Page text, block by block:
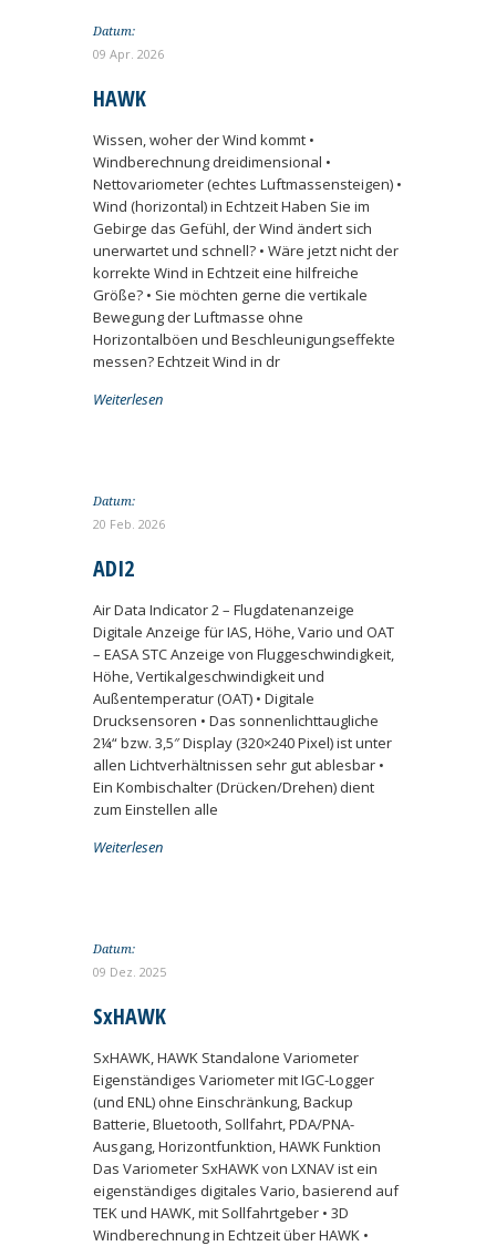
Datum:
09 Apr. 2026
HAWK
Wissen, woher der Wind kommt •
Windberechnung dreidimensional •
Nettovariometer (echtes Luftmassensteigen) •
Wind (horizontal) in Echtzeit Haben Sie im
Gebirge das Gefühl, der Wind ändert sich
unerwartet und schnell? • Wäre jetzt nicht der
korrekte Wind in Echtzeit eine hilfreiche
Größe? • Sie möchten gerne die vertikale
Bewegung der Luftmasse ohne
Horizontalböen und Beschleunigungseffekte
messen? Echtzeit Wind in dr
Weiterlesen
Datum:
20 Feb. 2026
ADI2
Air Data Indicator 2 – Flugdatenanzeige
Digitale Anzeige für IAS, Höhe, Vario und OAT
– EASA STC Anzeige von Fluggeschwindigkeit,
Höhe, Vertikalgeschwindigkeit und
Außentemperatur (OAT) • Digitale
Drucksensoren • Das sonnenlichttaugliche
2¼“ bzw. 3,5″ Display (320×240 Pixel) ist unter
allen Lichtverhältnissen sehr gut ablesbar •
Ein Kombischalter (Drücken/Drehen) dient
zum Einstellen alle
Weiterlesen
Datum:
09 Dez. 2025
SxHAWK
SxHAWK, HAWK Standalone Variometer
Eigenständiges Variometer mit IGC-Logger
(und ENL) ohne Einschränkung, Backup
Batterie, Bluetooth, Sollfahrt, PDA/PNA-
Ausgang, Horizontfunktion, HAWK Funktion
Das Variometer SxHAWK von LXNAV ist ein
eigenständiges digitales Vario, basierend auf
TEK und HAWK, mit Sollfahrtgeber • 3D
Windberechnung in Echtzeit über HAWK •